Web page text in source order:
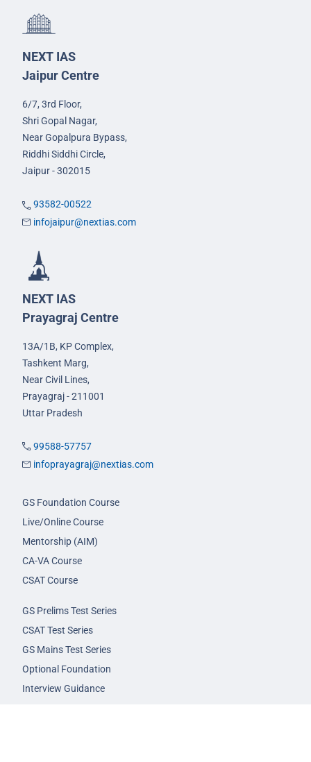
NEXT IAS
Jaipur Centre
6/7, 3rd Floor,
Shri Gopal Nagar,
Near Gopalpura Bypass,
Riddhi Siddhi Circle,
Jaipur - 302015
93582-00522
infojaipur@nextias.com
NEXT IAS
Prayagraj Centre
13A/1B, KP Complex,
Tashkent Marg,
Near Civil Lines,
Prayagraj - 211001
Uttar Pradesh
99588-57757
infoprayagraj@nextias.com
GS Foundation Course
Live/Online Course
Mentorship (AIM)
CA-VA Course
CSAT Course
GS Prelims Test Series
CSAT Test Series
GS Mains Test Series
Optional Foundation
Interview Guidance